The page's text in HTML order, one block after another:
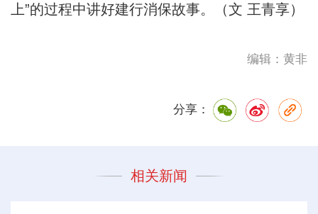
上”的过程中讲好建行消保故事。（文 王青享）
编辑：黄非
分享：
相关新闻